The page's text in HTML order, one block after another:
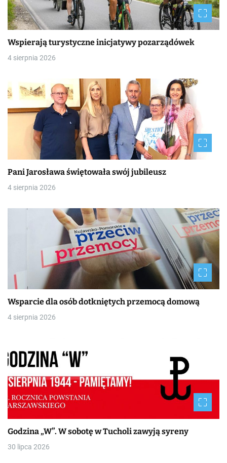
Wspierają turystyczne inicjatywy pozarządówek
4 sierpnia 2026
Pani Jarosława świętowała swój jubileusz
4 sierpnia 2026
Wsparcie dla osób dotkniętych przemocą domową
4 sierpnia 2026
Godzina „W”. W sobotę w Tucholi zawyją syreny
30 lipca 2026